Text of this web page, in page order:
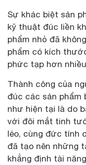
Sự khác biệt sản
kỹ thuật đúc liền
phẩm nhỏ đã
phẩm có kích
phức tạp hơn
Thành công của
đúc các sản phẩm
như hiện tại là do
với đôi mắt tinh
léo, cùng đức tính
đã tạo nên những
khẳng định tài